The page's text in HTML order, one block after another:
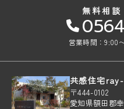
無料相談
営業時間：9:00
共感住宅
〒444-0102
愛知県額田郡